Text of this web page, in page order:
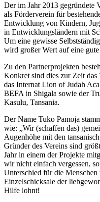
Der im Jahr 2013 gegründete
als Förderverein für
Entwicklung von Kindern,
in Entwicklungsländern mit
Um eine gewisse
wird großer Wert auf eine
Zu den Partnerprojekten
Konkret sind dies zur Zeit
das Internat Lion of Judah
BEFA in Shigala sowie der
Kasulu, Tansania.
Der Name Tuko Pamoja
wie: „Wir (schaffen das)
Augenhöhe mit den
Gründer des Vereins sind
Jahr in einem der Projekte
wir nicht einfach vergessen,
Unterschied für die
Einzelschicksale der
Hilfe lohnt!